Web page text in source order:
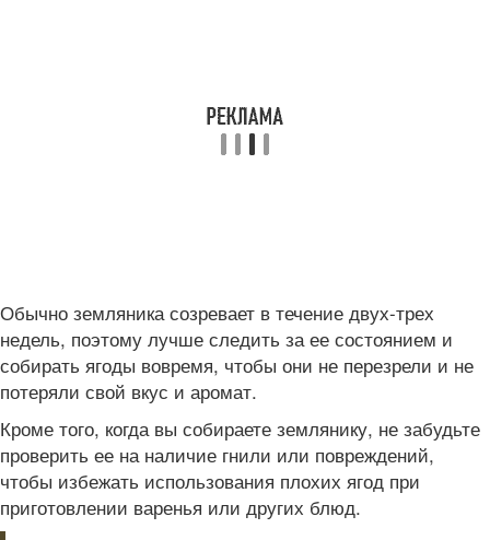
Обычно земляника созревает в течение двух-трех
недель, поэтому лучше следить за ее состоянием и
собирать ягоды вовремя, чтобы они не перезрели и не
потеряли свой вкус и аромат.
Кроме того, когда вы собираете землянику, не забудьте
проверить ее на наличие гнили или повреждений,
чтобы избежать использования плохих ягод при
приготовлении варенья или других блюд.